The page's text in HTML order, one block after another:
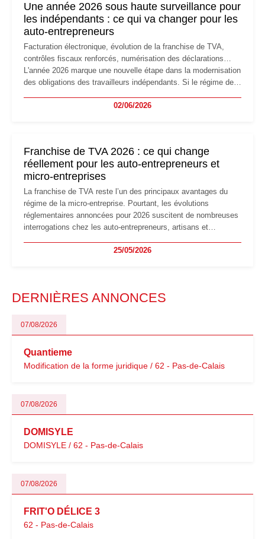
Une année 2026 sous haute surveillance pour
les indépendants : ce qui va changer pour les
auto-entrepreneurs
Facturation électronique, évolution de la franchise de TVA,
contrôles fiscaux renforcés, numérisation des déclarations…
L'année 2026 marque une nouvelle étape dans la modernisation
des obligations des travailleurs indépendants. Si le régime de
les auto-entrepreneurs devront s'adapter à un environnement
02/06/2026
Franchise de TVA 2026 : ce qui change
réellement pour les auto-entrepreneurs et
micro-entreprises
La franchise de TVA reste l’un des principaux avantages du
régime de la micro-entreprise. Pourtant, les évolutions
réglementaires annoncées pour 2026 suscitent de nombreuses
interrogations chez les auto-entrepreneurs, artisans et
facturation ou risque de bascule vers la TVA : les règles
25/05/2026
DERNIÈRES ANNONCES
07/08/2026
Quantieme
Modification de la forme juridique / 62 - Pas-de-Calais
07/08/2026
DOMISYLE
DOMISYLE / 62 - Pas-de-Calais
07/08/2026
FRIT'O DÉLICE 3
62 - Pas-de-Calais